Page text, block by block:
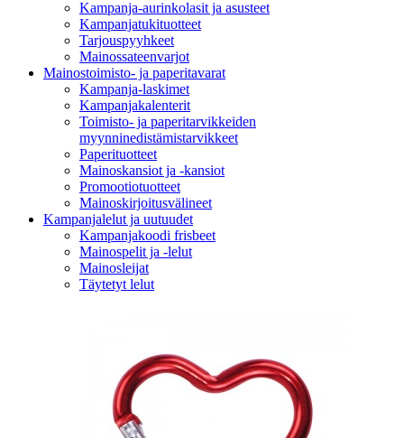
Kampanja-aurinkolasit ja asusteet
Kampanjatukituotteet
Tarjouspyyhkeet
Mainossateenvarjot
Mainostoimisto- ja paperitavarat
Kampanja-laskimet
Kampanjakalenterit
Toimisto- ja paperitarvikkeiden
myynninedistämistarvikkeet
Paperituotteet
Mainoskansiot ja -kansiot
Promootiotuotteet
Mainoskirjoitusvälineet
Kampanjalelut ja uutuudet
Kampanjakoodi frisbeet
Mainospelit ja -lelut
Mainosleijat
Täytetyt lelut